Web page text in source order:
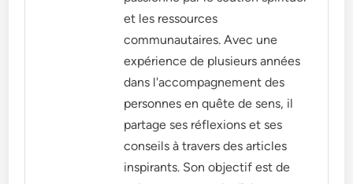
et les ressources
communautaires. Avec une
expérience de plusieurs années
dans l'accompagnement des
personnes en quête de sens, il
partage ses réflexions et ses
conseils à travers des articles
inspirants. Son objectif est de